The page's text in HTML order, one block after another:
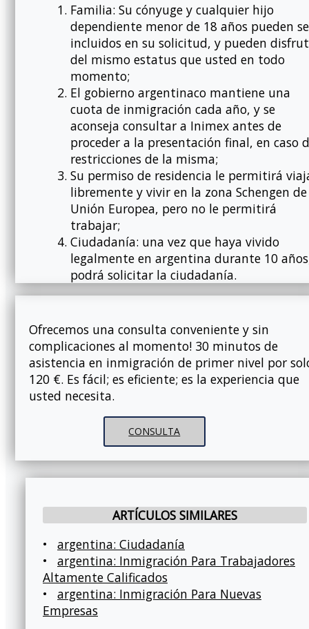
Familia: Su cónyuge y cualquier hijo
dependiente menor de 18 años pueden
incluidos en su solicitud, y pueden
del mismo estatus que usted en todo
momento;
El gobierno argentinaco mantiene una
cuota de inmigración cada año, y se
aconseja consultar a Inimex antes de
proceder a la presentación final, en caso
restricciones de la misma;
Su permiso de residencia le permitirá
libremente y vivir en la zona Schengen
Unión Europea, pero no le permitirá
trabajar;
Ciudadanía: una vez que haya vivido
legalmente en argentina durante 10
podrá solicitar la ciudadanía.
Ofrecemos una consulta conveniente y sin
complicaciones al momento! 30 minutos de
asistencia en inmigración de primer nivel por
120 €. Es fácil; es eficiente; es la experiencia que
usted necesita.
CONSULTA
ARTÍCULOS SIMILARES
• argentina: Ciudadanía
• argentina: Inmigración Para Trabajadores
Altamente Calificados
• argentina: Inmigración Para Nuevas
Empresas